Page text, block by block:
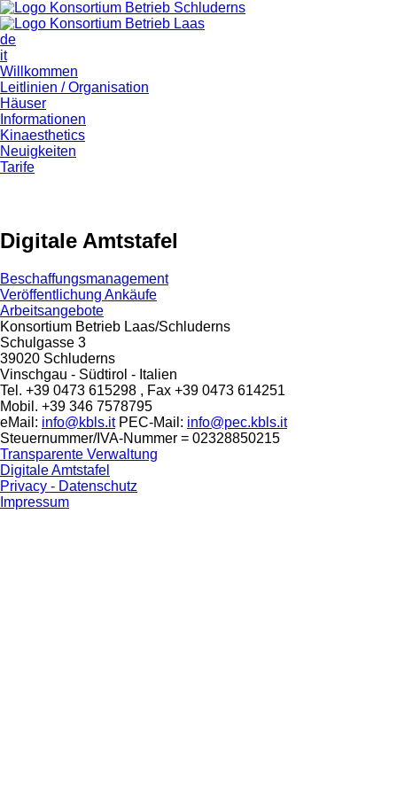
de
it
Willkommen
Leitlinien / Organisation
Häuser
Informationen
Kinaesthetics
Neuigkeiten
Tarife
Digitale Amtstafel
Beschaffungsmanagement
Veröffentlichung Ankäufe
Arbeitsangebote
Konsortium Betrieb Laas/Schluderns
Schulgasse 3
39020 Schluderns
Vinschgau - Südtirol - Italien
Tel. +39 0473 615298 , Fax +39 0473 614251
Mobil. +39 346 7578795
eMail: info@kbls.itPEC-Mail: info@pec.kbls.it
Steuernummer/IVA-Nummer = 02328850215
Transparente Verwaltung
Digitale Amtstafel
Privacy - Datenschutz
Impressum